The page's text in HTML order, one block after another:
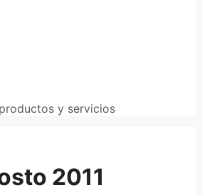
y servicios
2011